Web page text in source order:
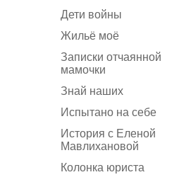
Дети войны
Жильё моё
Записки отчаянной
мамочки
Знай наших
Испытано на себе
История с Еленой
Мавлихановой
Колонка юриста